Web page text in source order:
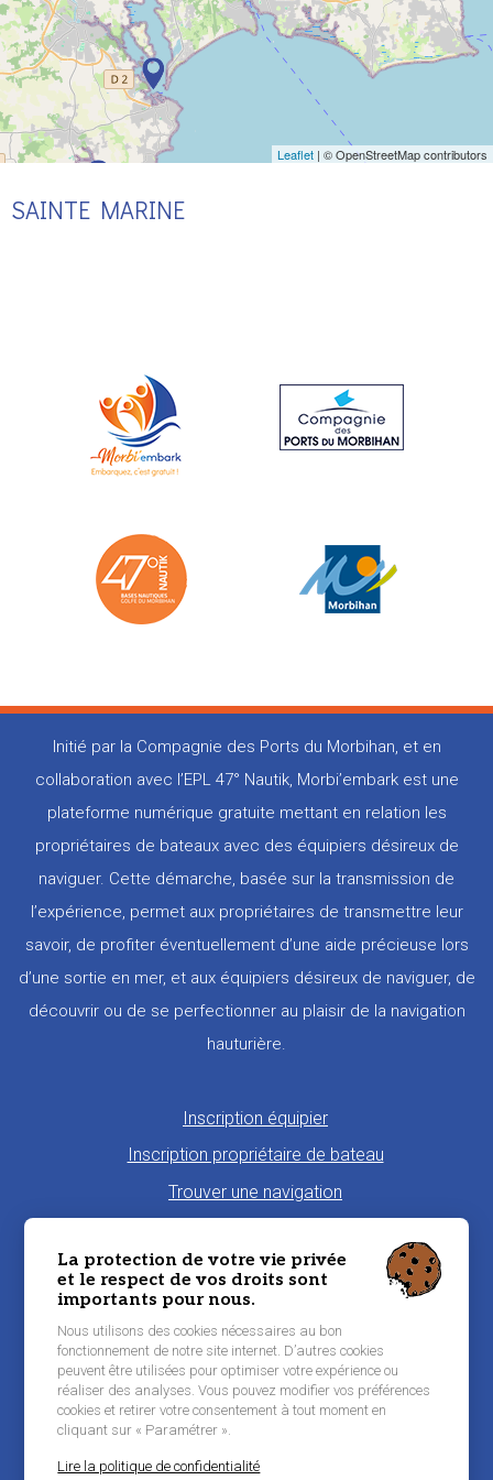
Leaflet | © OpenStreetMap contributors
SAINTE MARINE
Initié par la Compagnie des Ports du Morbihan, et en
collaboration avec l’EPL 47° Nautik, Morbi’embark est une
plateforme numérique gratuite mettant en relation les
propriétaires de bateaux avec des équipiers désireux de
naviguer. Cette démarche, basée sur la transmission de
l’expérience, permet aux propriétaires de transmettre leur
savoir, de profiter éventuellement d’une aide précieuse lors
d’une sortie en mer, et aux équipiers désireux de naviguer, de
découvrir ou de se perfectionner au plaisir de la navigation
hauturière.
Inscription équipier
Inscription propriétaire de bateau
Trouver une navigation
La charte Morbi'Embark
Niveau de pratique maritime
Conditions générales d'utilisation
Contacter Morbi’Embark
Mentions légales
La protection de votre vie privée
et le respect de vos droits sont
importants pour nous.
Nous utilisons des cookies nécessaires au bon
fonctionnement de notre site internet. D’autres cookies
peuvent être utilisées pour optimiser votre expérience ou
réaliser des analyses. Vous pouvez modifier vos préférences
cookies et retirer votre consentement à tout moment en
cliquant sur « Paramétrer ».
Lire la politique de confidentialité